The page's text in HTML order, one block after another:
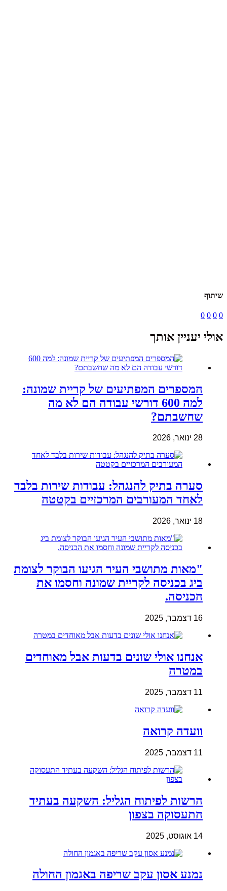
שיתוף
0
0
0
0
אולי יעניין אותך
המספרים המפתיעים של קריית שמונה:
למה 600 דורשי עבודה הם לא מה
שחשבתם?
28 ינואר, 2026
סערה בתיק להנגהל: עבודות שירות בלבד
לאחד המעורבים המרכזיים בקטטה
18 ינואר, 2026
"מאות מתושבי העיר הגיעו הבוקר לצומת
ביג בכניסה לקריית שמונה וחסמו את
הכניסה.
16 דצמבר, 2025
אנחנו אולי שונים בדעות אבל מאוחדים
במטרה
11 דצמבר, 2025
וועדה קרואה
11 דצמבר, 2025
הרשות לפיתוח הגליל: השקעה בעתיד
התעסוקה בצפון
14 אוגוסט, 2025
נמנע אסון עקב שריפה באגמון החולה